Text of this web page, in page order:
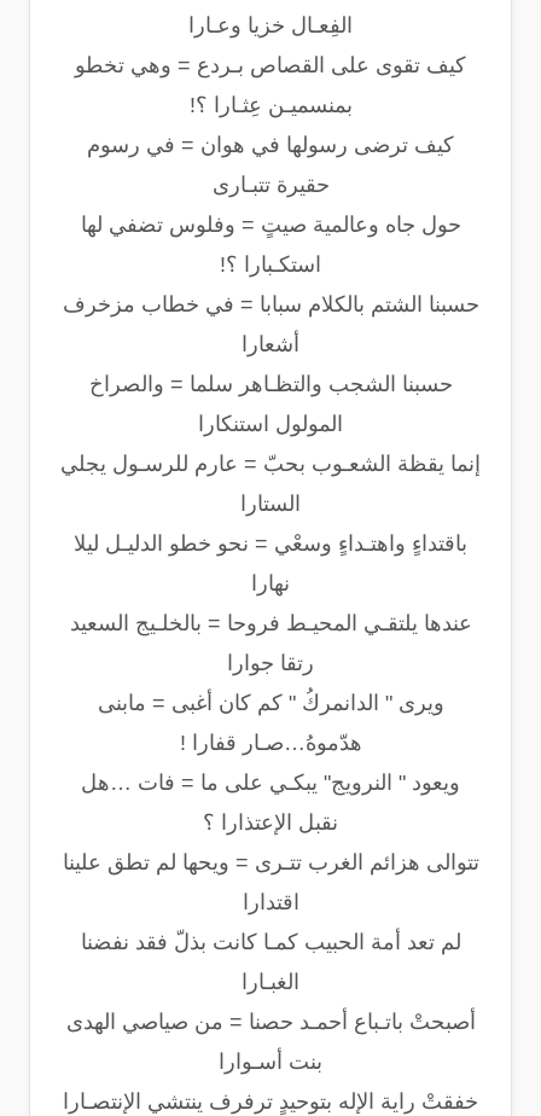
الفِعـال خزيا وعـارا
كيف تقوى على القصاص بـردع = وهي تخطو
بمنسميـن عِثـارا ؟!
كيف ترضى رسولها في هوان = في رسوم
حقيرة تتبـارى
حول جاه وعالمية صيتٍ = وفلوس تضفي لها
استكـبارا ؟!
حسبنا الشتم بالكلام سبابا = في خطاب مزخرف
أشعارا
حسبنا الشجب والتظـاهر سلما = والصراخ
المولول استنكارا
إنما يقظة الشعـوب بحبّ = عارم للرسـول يجلي
الستارا
باقتداءٍ واهتـداءٍ وسعْي = نحو خطو الدليـل ليلا
نهارا
عندها يلتقـي المحيـط فروحا = بالخلـيج السعيد
رتقا جوارا
ويرى " الدانمركُ " كم كان أغبى = مابنى
هدّموهُ…صـار قفارا !
ويعود " النرويج" يبكـي على ما = فات …هل
نقبل الإعتذارا ؟
تتوالى هزائم الغرب تتـرى = ويحها لم تطق علينا
اقتدارا
لم تعد أمة الحبيب كمـا كانت بذلّ فقد نفضنا
الغبـارا
أصبحتْ باتـباع أحمـد حصنا = من صياصي الهدى
بنت أسـوارا
خفقتْ راية الإله بتوحيدٍ ترفرف ينتشي الإنتصـارا